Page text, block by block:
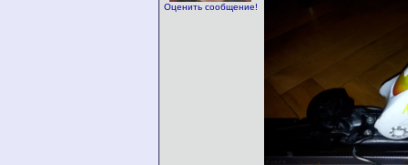
Оценить сообщение!